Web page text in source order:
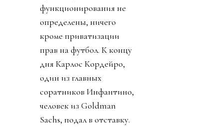
функционирования не
определены, ничего
кроме приватизации
прав на футбол. К концу
дня Карлос Кордейро,
один из главных
соратников Инфантино,
человек из Goldman
Sachs, подал в отставку.